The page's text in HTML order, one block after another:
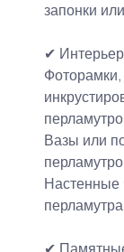
запонки
✔
Фоторамки,
Вазы или
Настенные